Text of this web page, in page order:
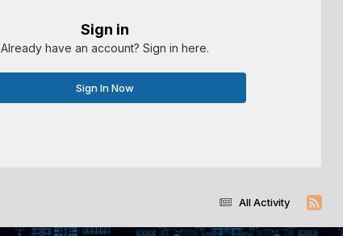
Sign in
Already have an account? Sign in here.
Sign In Now
All Activity